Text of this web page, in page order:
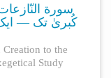
کُبریٰ تک —
to the
Study